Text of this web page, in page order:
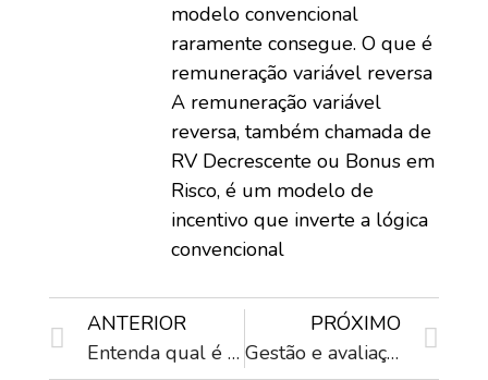
modelo convencional
raramente consegue. O que é
remuneração variável reversa
A remuneração variável
reversa, também chamada de
RV Decrescente ou Bonus em
Risco, é um modelo de
incentivo que inverte a lógica
convencional
ANTERIOR
Entenda qual é a metodologia aplicada pela AchieveMore
PRÓXIMO
Gestão e avaliação de desempenho entenda a diferença!